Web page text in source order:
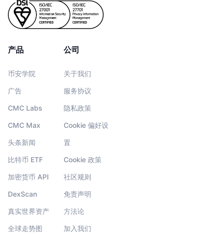
产品
币安学院
广告
CMC Labs
CMC Max
头条新闻
比特币 ETF
加密货币 API
DexScan
真实世界资产
全球走势图
公司
关于我们
服务协议
隐私政策
Cookie 偏好设
置
Cookie 政策
社区规则
免责声明
方法论
加入我们